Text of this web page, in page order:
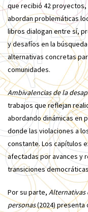
que recibió 42 proyectos,
abordan problemáticas
libros dialogan entre sí,
y desafíos en la
alternativas concretas
comunidades.
Ambivalencias de la
trabajos que reflejan
abordando dinámicas en
donde las violaciones a
constante. Los capítulos
afectadas por avances y
transiciones
Por su parte, Alternativas
personas(2024) presenta